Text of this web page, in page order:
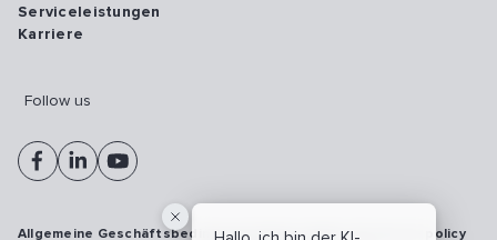
Serviceleistungen
Karriere
Follow us
Allgemeine GeschäftsbedingungenVulnerability disclosure policy